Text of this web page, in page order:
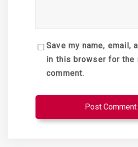
Save my name, email,
in this browser for the
comment.